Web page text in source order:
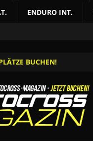
ENDURO INT.
BUCHEN!